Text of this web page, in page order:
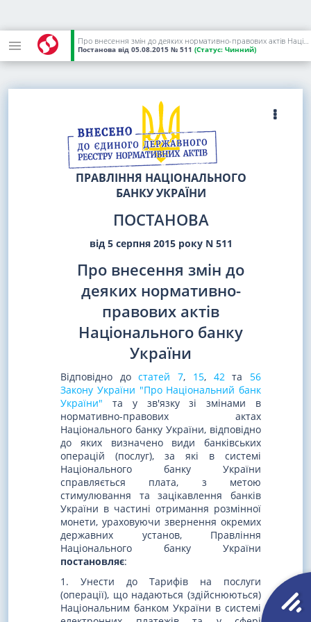
Про внесення змін до деяких нормативно-правових актів Національного банку України
Постанова від 05.08.2015 № 511 (Статус: Чинний)
ПРАВЛІННЯ НАЦІОНАЛЬНОГО
БАНКУ УКРАЇНИ
ПОСТАНОВА
від 5 серпня 2015 року N 511
Про внесення змін до
деяких нормативно-
правових актів
Національного банку
України
Відповідно достатей 7, 15, 42та 56
Закону України "Про Національний банк
України" та у зв'язку зі змінами в
нормативно-правових актах
Національного банку України, відповідно
до яких визначено види банківських
операцій (послуг), за які в системі
Національного банку України
справляється плата, з метою
стимулювання та зацікавлення банків
України в частині отримання розмінної
монети, ураховуючи звернення окремих
державних установ, Правління
Національного банку України
постановляє:
1. Унести до Тарифів на послуги
(операції), що надаються (здійснюються)
Національним банком України в системі